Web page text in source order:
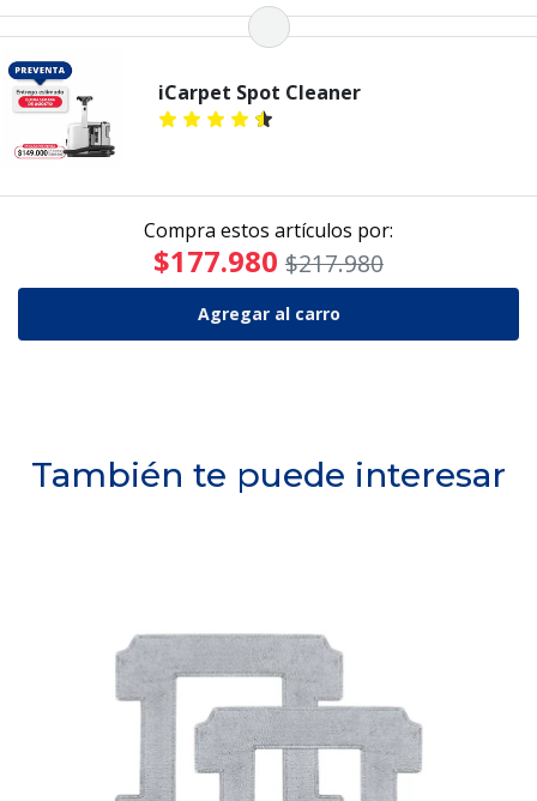
iCarpet Spot Cleaner
Compra estos artículos por:
$177.980 $217.980
También te puede interesar